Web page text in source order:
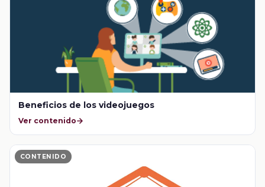
Beneficios de los videojuegos
Ver contenido
CONTENIDO